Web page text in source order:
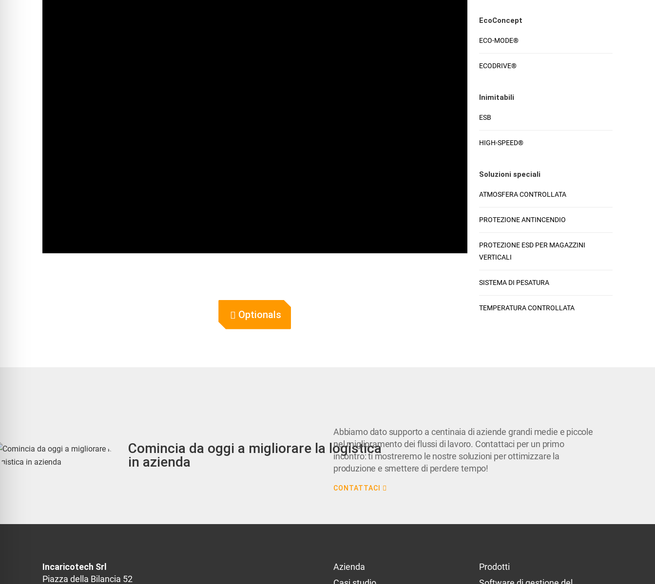
Optionals
EcoConcept
ECO-MODE®
ECODRIVE®
Inimitabili
ESB
HIGH-SPEED®
Soluzioni speciali
ATMOSFERA CONTROLLATA
PROTEZIONE ANTINCENDIO
PROTEZIONE ESD PER MAGAZZINI
VERTICALI
SISTEMA DI PESATURA
TEMPERATURA CONTROLLATA
Comincia da oggi a migliorare la logistica
in azienda
Abbiamo dato supporto a centinaia di aziende grandi medie e piccole
nel miglioramento dei flussi di lavoro. Contattaci per un primo
incontro: ti mostreremo le nostre soluzioni per ottimizzare la
produzione e smettere di perdere tempo!
CONTATTACI
Incaricotech Srl
Piazza della Bilancia 52
Azienda
Prodotti